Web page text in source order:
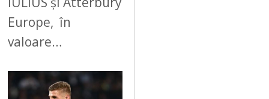
Europe, în
valoare…